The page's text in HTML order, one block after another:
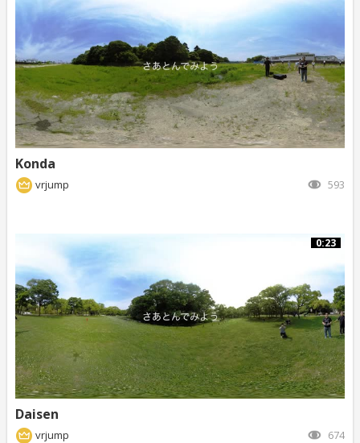
Konda
vrjump 593
0:23
Daisen
vrjump 674